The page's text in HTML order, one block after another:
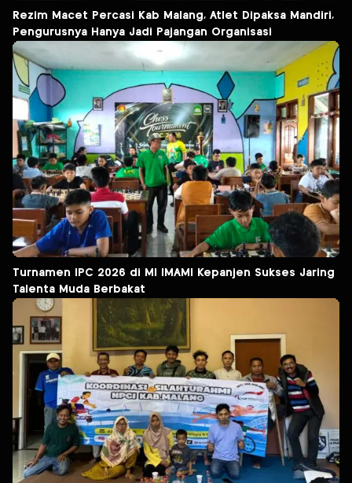
Rezim Macet Percasi Kab Malang, Atlet Dipaksa Mandiri,
Pengurusnya Hanya Jadi Pajangan Organisasi
Turnamen IPC 2026 di MI IMAMI Kepanjen Sukses Jaring
Talenta Muda Berbakat